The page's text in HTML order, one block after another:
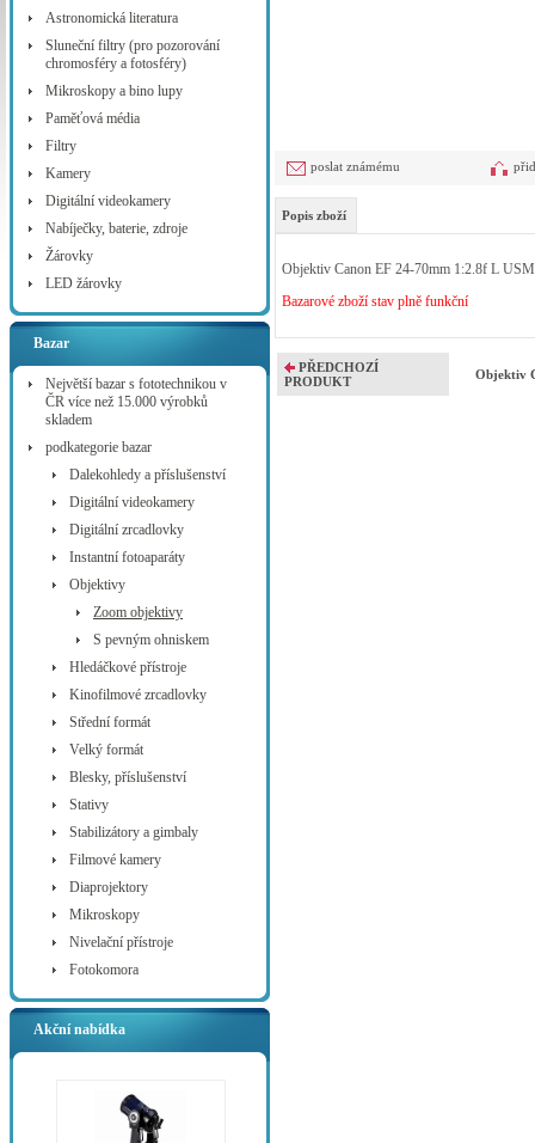
Astronomická literatura
Sluneční filtry (pro pozorování
chromosféry a fotosféry)
Mikroskopy a bino lupy
Paměťová média
Filtry
Kamery
Digitální videokamery
Nabíječky, baterie, zdroje
Žárovky
LED žárovky
Bazar
Největší bazar s fototechnikou v
ČR více než 15.000 výrobků
skladem
podkategorie bazar
Dalekohledy a příslušenství
Digitální videokamery
Digitální zrcadlovky
Instantní fotoaparáty
Objektivy
Zoom objektivy
S pevným ohniskem
Hledáčkové přístroje
Kinofilmové zrcadlovky
Střední formát
Velký formát
Blesky, příslušenství
Stativy
Stabilizátory a gimbaly
Filmové kamery
Diaprojektory
Mikroskopy
Nivelační přístroje
Fotokomora
Akční nabídka
poslat známému
Popis zboží
Objektiv Canon EF 24-70mm 1:2.8f L
Bazarové zboží stav plně funkční
PŘEDCHOZÍ
PRODUKT
Objektiv